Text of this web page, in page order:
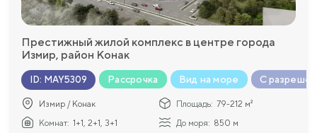
Престижный жилой комплекс в центре города
Измир, район Конак
ID: MAY5309 Рассрочка Вид на море С
Измир / Конак Площадь: 79-212 м²
Комнат: 1+1, 2+1, 3+1 До моря: 850 м